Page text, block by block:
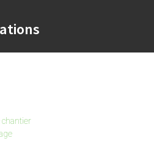
chantier